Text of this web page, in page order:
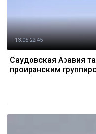
13.05 22:45
Саудовская Аравия
проиранским